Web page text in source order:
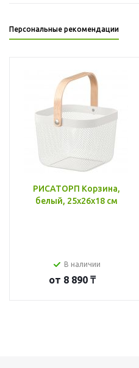
Персональные рекомендации
РИСАТОРП Корзина,
белый, 25x26x18 см
В наличии
от 8 890 ₸